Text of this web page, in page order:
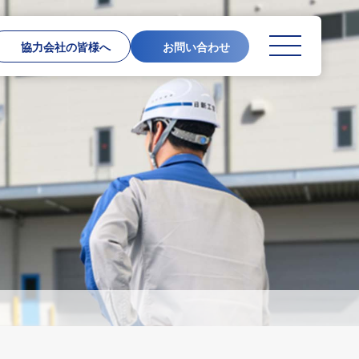
協力会社の皆様へ お問い合わせ